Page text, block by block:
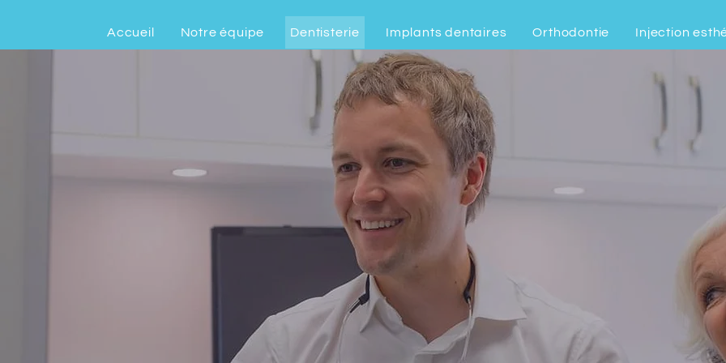
Accueil Notre équipe Dentisterie Implants dentaires Orthodontie Injection